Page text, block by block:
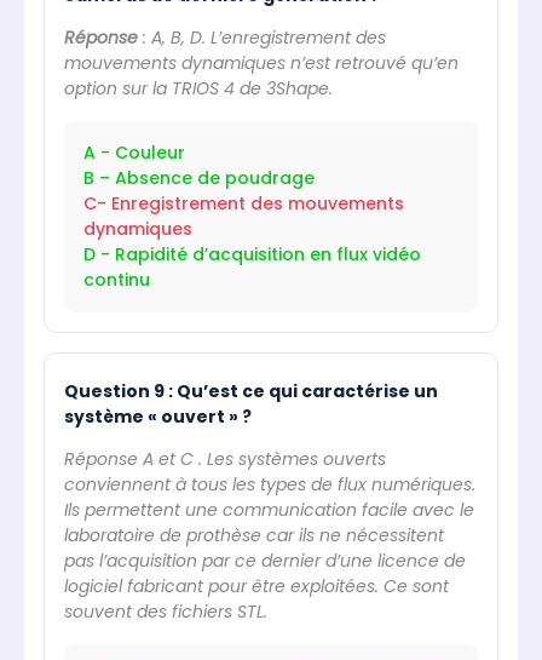
Réponse : A, B, D. L’enregistrement des
mouvements dynamiques n’est retrouvé qu’en
option sur la TRIOS 4 de 3Shape.
A - Couleur
B – Absence de poudrage
C- Enregistrement des mouvements
dynamiques
D - Rapidité d’acquisition en flux vidéo
continu
Question 9 : Qu’est ce qui caractérise un
système « ouvert » ?
Réponse A et C . Les systèmes ouverts
conviennent à tous les types de flux numériques.
Ils permettent une communication facile avec le
laboratoire de prothèse car ils ne nécessitent
pas l’acquisition par ce dernier d’une licence de
logiciel fabricant pour être exploitées. Ce sont
souvent des fichiers STL.